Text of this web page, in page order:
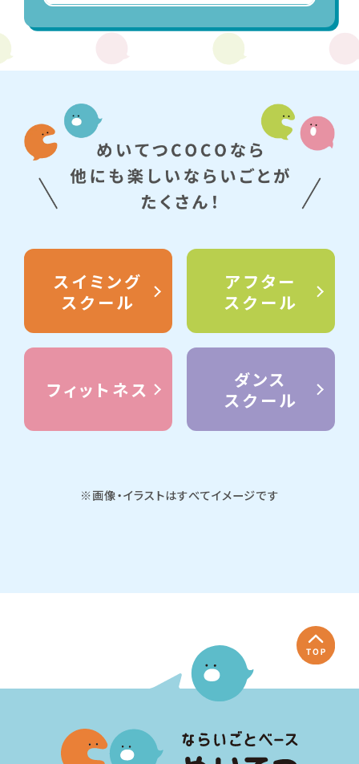
スイミング
スクール
アフター
スクール
フィットネス
ダンス
スクール
※画像・イラストはすべてイメージです